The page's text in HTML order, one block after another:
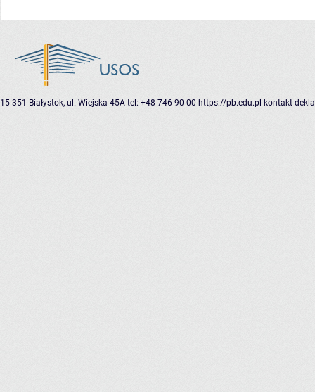
15-351 Białystok, ul. Wiejska 45A tel: +48 746 90 00 https://pb.edu.pl kontakt